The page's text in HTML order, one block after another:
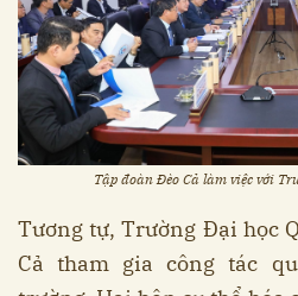
Tập đoàn Đèo Cả làm việc với
Tương tự, Trường Đại học
Cả tham gia công tác